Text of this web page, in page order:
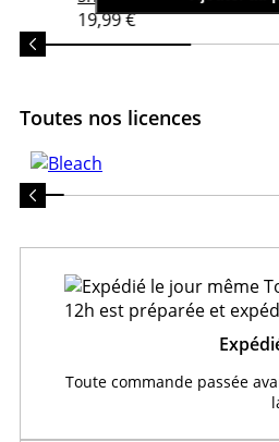
19,99 €
Toutes nos licences
Toute commande passée